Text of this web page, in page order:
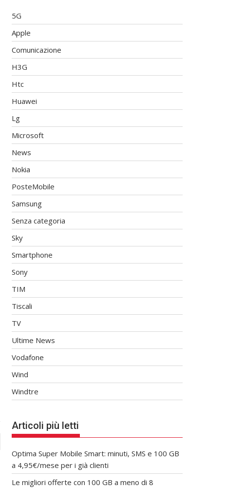
5G
Apple
Comunicazione
H3G
Htc
Huawei
Lg
Microsoft
News
Nokia
PosteMobile
Samsung
Senza categoria
Sky
Smartphone
Sony
TIM
Tiscali
TV
Ultime News
Vodafone
Wind
Windtre
Articoli più letti
Optima Super Mobile Smart: minuti, SMS e 100 GB
a 4,95€/mese per i già clienti
Le migliori offerte con 100 GB a meno di 8